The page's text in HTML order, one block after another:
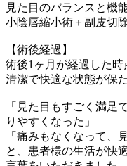
見た目のバランスと機
小陰唇縮小術＋副皮切
【術後経過】
術後1ヶ月が経過した時
清潔で快適な状態が保
「見た目もすごく満足
りやすくなった」
「痛みもなくなって、
と、患者様の生活が快